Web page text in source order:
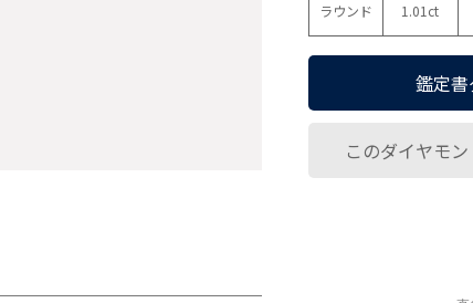
ラウンド 1.01ct
鑑定
このダイヤモ